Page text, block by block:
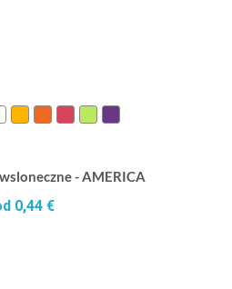
- AMERICA
0,44 €